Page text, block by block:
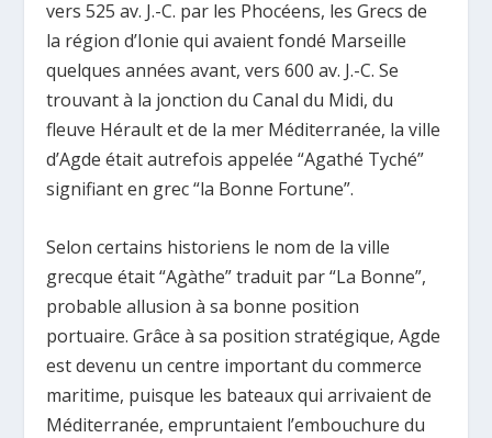
vers 525 av. J.-C. par les Phocéens, les Grecs de
la région d’Ionie qui avaient fondé Marseille
quelques années avant, vers 600 av. J.-C. Se
trouvant à la jonction du Canal du Midi, du
fleuve Hérault et de la mer Méditerranée, la ville
d’Agde était autrefois appelée “Agathé Tyché”
signifiant en grec “la Bonne Fortune”.
Selon certains historiens le nom de la ville
grecque était “Agàthe” traduit par “La Bonne”,
probable allusion à sa bonne position
portuaire. Grâce à sa position stratégique, Agde
est devenu un centre important du commerce
maritime, puisque les bateaux qui arrivaient de
Méditerranée, empruntaient l’embouchure du